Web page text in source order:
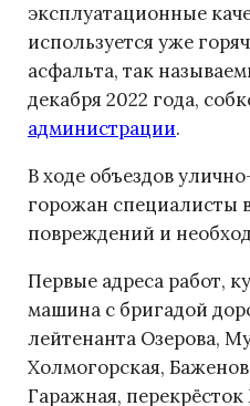
эксплуатационные
используется уже
асфальта, так
декабря 2022 года,
администрации.
В ходе объездов
горожан специалисты
повреждений и
Первые адреса работ,
машина с бригадой
лейтенанта Озерова,
Холмогорская,
Гаражная,